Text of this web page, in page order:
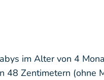
im Alter von 4
Zentimetern (ohne